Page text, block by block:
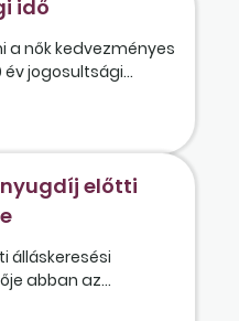
idő
a nők kedvezményes
jogosultsági...
előtti
álláskeresési
abban az...